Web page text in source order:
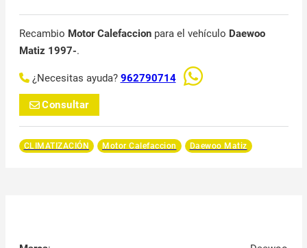
Recambio Motor Calefaccionpara el vehículo Daewoo
Matiz 1997-.
¿Necesitas ayuda? 962790714
Consultar
CLIMATIZACIÓN Motor Calefaccion Daewoo Matiz